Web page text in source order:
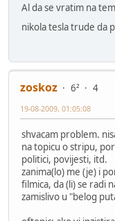
Al da se vratim na
nikola tesla trude da
zoskoz 6²
4
19-08-2009, 01:05:08
shvacam problem.
na topicu o stripu,
politici, povijesti, itd.
zanima(lo) me (je) i
filmica, da (li) se radi
zamislivo u "belog